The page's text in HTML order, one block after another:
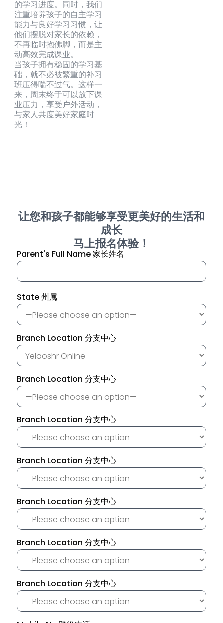
的学习进度。同时，我们
注重培养孩子的自主学习
能力与良好学习习惯，让
他们摆脱对家长的依赖，
不再临时抱佛脚，而是主
动高效完成课业。
当孩子拥有稳固的学习基
础，就不必被繁重的补习
班压得喘不过气。这样一
来，周末终于可以放下课
业压力，享受户外活动，
与家人共度美好家庭时
光！
让您和孩子都能够享受更美好的生活和
成长
马上报名体验！
Parent's Full Name 家长姓名
State 州属
Branch Location 分支中心
Branch Location 分支中心
Branch Location 分支中心
Branch Location 分支中心
Branch Location 分支中心
Branch Location 分支中心
Branch Location 分支中心